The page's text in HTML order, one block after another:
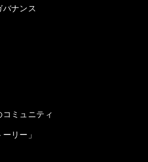
バナンス
ミュニティ
リー」